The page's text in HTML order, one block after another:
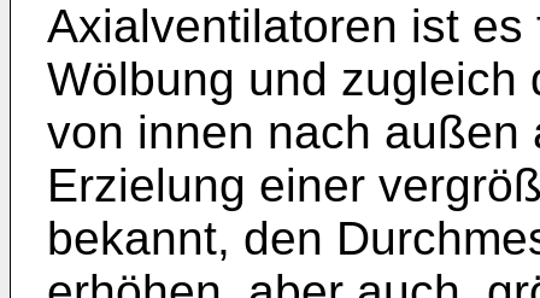
Axialventilatoren ist
Wölbung und zugleich
von innen nach außen
Erzielung einer
bekannt, den